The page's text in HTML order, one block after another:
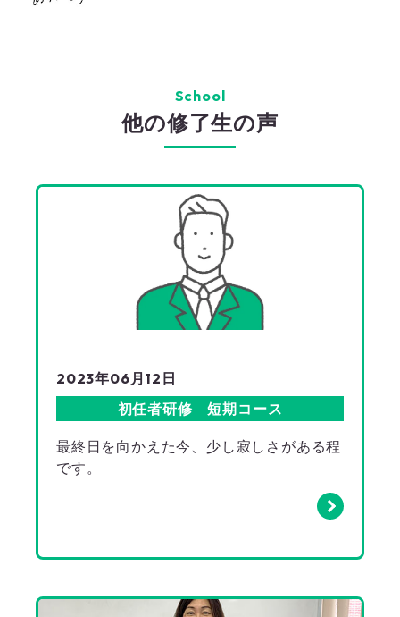
School
他の修了生の声
2023年06月12日
初任者研修 短期コース
最終日を向かえた今、少し寂しさがある程
です。